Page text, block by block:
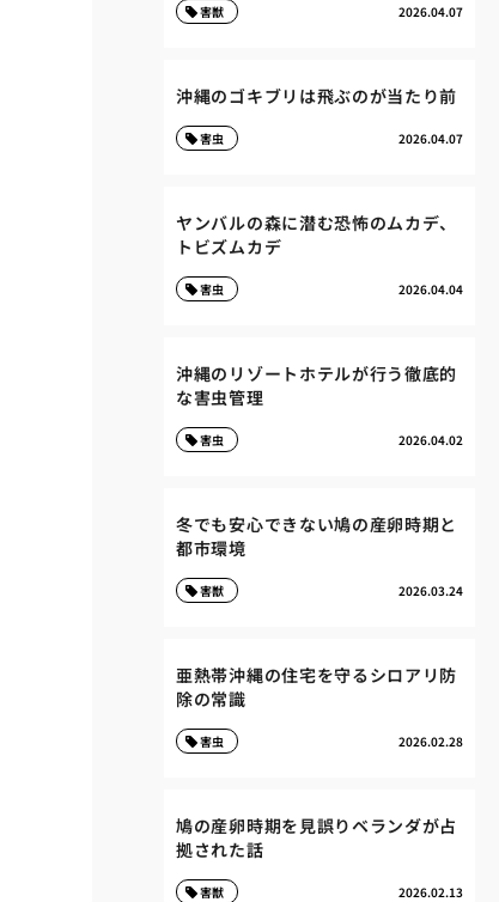
2026.04.07
害獣
沖縄のゴキブリは飛ぶのが当たり前
2026.04.07
害虫
ヤンバルの森に潜む恐怖のムカデ、
トビズムカデ
2026.04.04
害虫
沖縄のリゾートホテルが行う徹底的
な害虫管理
2026.04.02
害虫
冬でも安心できない鳩の産卵時期と
都市環境
2026.03.24
害獣
亜熱帯沖縄の住宅を守るシロアリ防
除の常識
2026.02.28
害虫
鳩の産卵時期を見誤りベランダが占
拠された話
2026.02.13
害獣